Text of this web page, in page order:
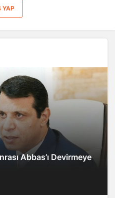
YAP
Abbas’ı Devirmeye